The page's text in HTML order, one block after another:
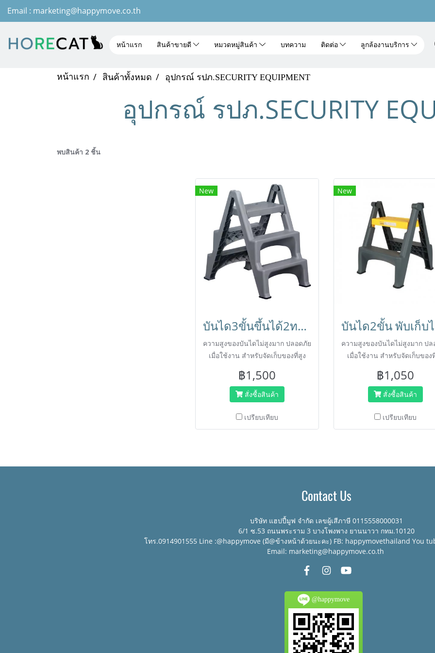
Email : marketing@happymove.co.th
หน้าแรก สินค้าขายดี หมวดหมู่สินค้า บทความ ติดต่อ ลูกล้องานบริการ
หน้าแรก สินค้าทั้งหมด อุปกรณ์ รปภ.SECURITY EQUIPMENT
อุปกรณ์ รปภ.SECURITY
พบสินค้า 2 ชิ้น
New
บันได3ขั้นขึ้นได้2ทาง มียางกันลื่น ปลอดภัย พับเก็บได้ สำหรับแม่บ้านทำความสะอาด HORECAT
ความสูงของบันไดไม่สูงมาก ปลอดภัย
เมื่อใช้งาน สำหรับจัดเก็บของที่สูง
฿1,500
สั่งซื้อสินค้า
เปรียบเทียบ
New
ความสูงของบันไดไม่สูงมาก ปล
เมื่อใช้งาน สำหรับจัดเก็บของ
฿1,050
สั่งซื้อสินค้า
เปรียบเทียบ
Contact Us
บริษัท แฮปปี้มูฟ จำกัด เลขผู้เสีภาษี 0115558000031
6/1 ซ.53 ถนนพระราม 3 บางโพงพาง ยานนาวา กทม.10120
โทร.0914901555 Line :@happymove (มี@ข้างหน้าด้วยนะคะ) FB: happymovethailand You
Email: marketing@happymove.co.th
@happymove